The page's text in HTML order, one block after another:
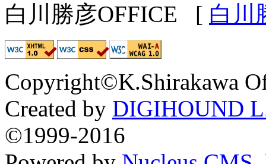
白川勝彦OFFICE [ 白川
Copyright©K.Shirakawa
Created by DIGIHOUND
©1999-2016